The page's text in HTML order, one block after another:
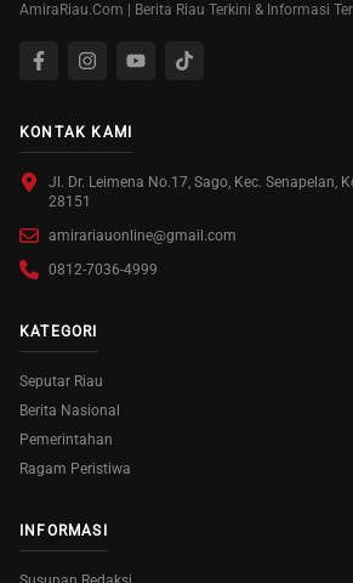
AmiraRiau.Com | Berita Riau Terkini & Informasi
KONTAK KAMI
Jl. Dr. Leimena No.17, Sago, Kec. Senapelan,
28151
amirariauonline@gmail.com
0812-7036-4999
KATEGORI
Seputar Riau
Berita Nasional
Pemerintahan
Ragam Peristiwa
INFORMASI